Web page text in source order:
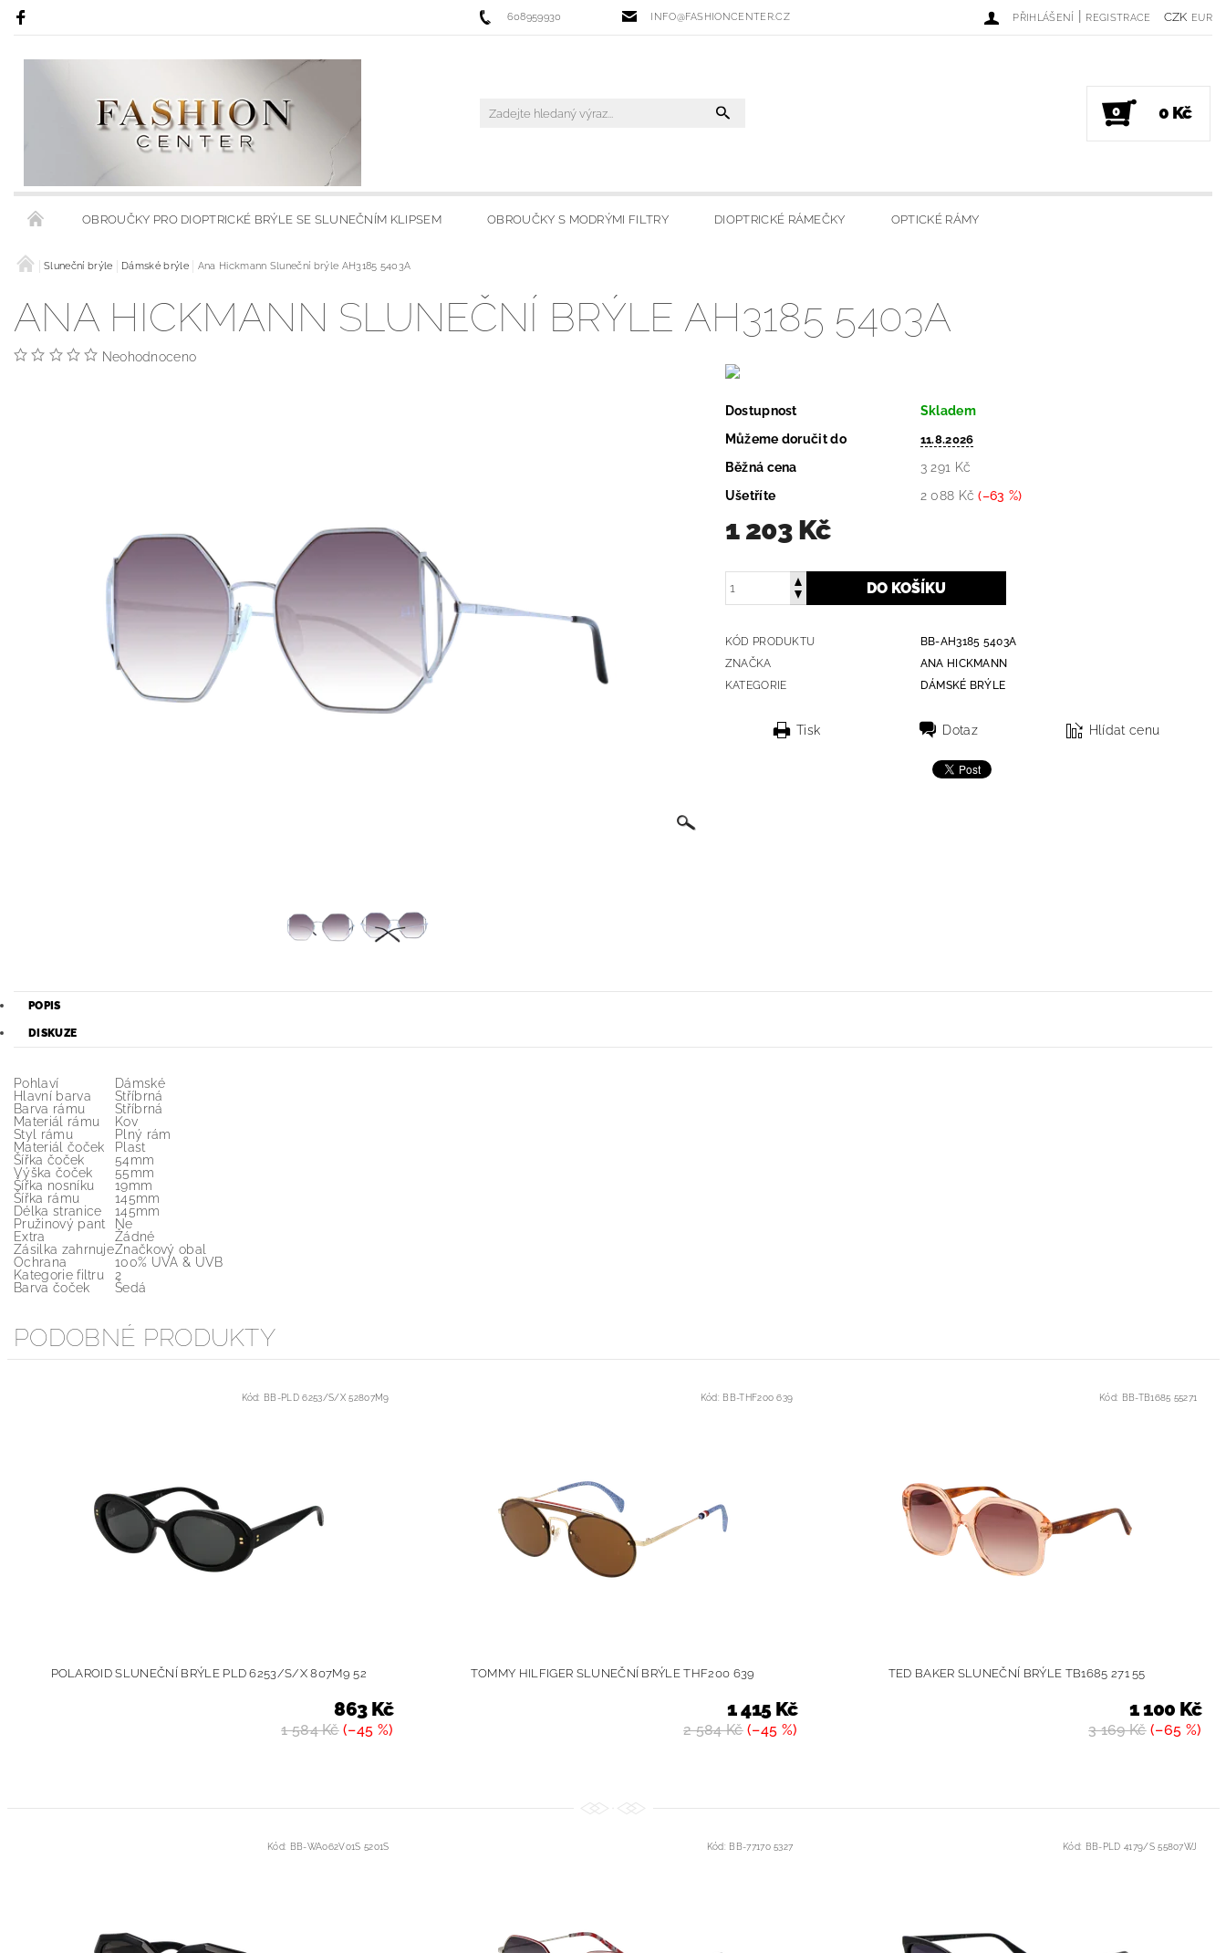
608959930 INFO@FASHIONCENTER.CZ CZK EUR
PŘIHLÁŠENÍ | REGISTRACE
0 0 Kč
OBROUČKY PRO DIOPTRICKÉ BRÝLE SE SLUNEČNÍM KLIPSEM OBROUČKY S MODRÝMI FILTRY DIOPTRICKÉ RÁMEČKY OPTICKÉ RÁMY
RÁMY S KLIPSY NA SLUNEČNÍ BRÝLE RÁMCE S MODRÝMI FILTRY
OBCHODNÍ PODMÍNKY KONTAKTY HODNOCENÍ OBCHODU MOJE OBLÍBENÉ
Sluneční brýle Dámské brýle Ana Hickmann Sluneční brýle AH3185 5403A
ANA HICKMANN SLUNEČNÍ BRÝLE AH3185 5403A
Neohodnoceno
Dostupnost
Skladem
Můžeme doručit do
11.8.2026
Běžná cena
3 291 Kč
Ušetříte
2 088 Kč(–63 %)
1 203 Kč
KÓD PRODUKTU
BB-AH3185 5403A
ZNAČKA
ANA HICKMANN
KATEGORIE
DÁMSKÉ BRÝLE
Tisk Dotaz Hlídat cenu
POPIS
DISKUZE
Pohlaví
Dámské
Hlavní barva
Stříbrná
Barva rámu
Stříbrná
Materiál rámu
Kov
Styl rámu
Plný rám
Materiál čoček
Plast
Šířka čoček
54mm
Výška čoček
55mm
Šířka nosníku
19mm
Šířka rámu
145mm
Délka stranice
145mm
Pružinový pant
Ne
Extra
Žádné
Zásilka zahrnujeZnačkový obal
Ochrana
100% UVA & UVB
Kategorie filtru
2
Barva čoček
Šedá
PODOBNÉ PRODUKTY
Kód: BB-PLD 6253/S/X 52807M9
POLAROID SLUNEČNÍ BRÝLE PLD 6253/S/X 807M9 52
1 584 Kč(–45 %)
863 Kč
Kód: BB-THF200 639
TOMMY HILFIGER SLUNEČNÍ BRÝLE THF200 639
2 584 Kč(–45 %)
1 415 Kč
Kód: BB-TB1685 55271
TED BAKER SLUNEČNÍ BRÝLE TB1685 271 55
3 169 Kč(–65 %)
1 100 Kč
Kód: BB-WA062V01S 5201S Kód: BB-77170 5327 Kód: BB-PLD 4179/S 55807WJ